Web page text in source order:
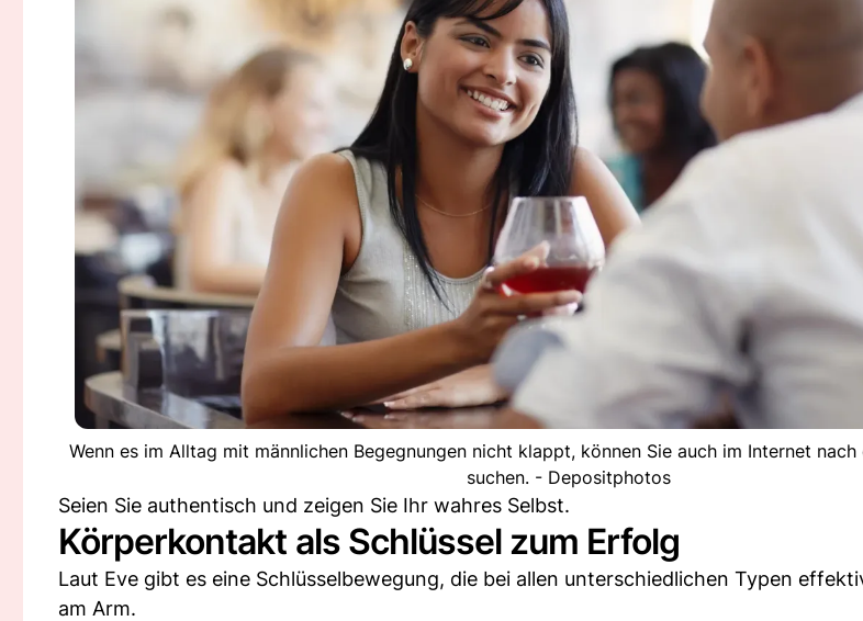
Wenn es im Alltag mit männlichen Begegnungen nicht klappt, können Sie auch im Internet
suchen. - Depositphotos
Seien Sie authentisch und zeigen Sie Ihr wahres Selbst.
Körperkontakt als Schlüssel zum Erfolg
Laut Eve gibt es eine Schlüsselbewegung, die bei allen unterschiedlichen Typen
am Arm.